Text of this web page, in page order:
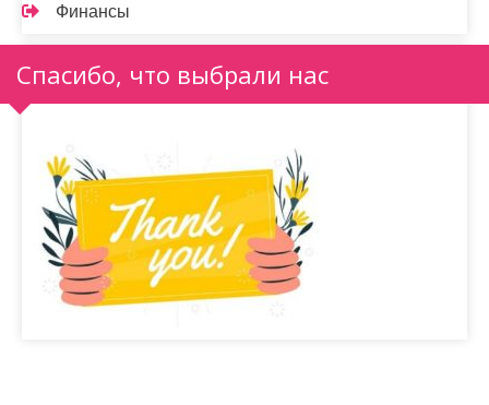
Финансы
Спасибо, что выбрали нас